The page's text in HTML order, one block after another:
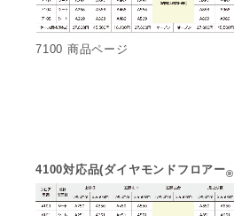
7100 商品ページ
4100対応品(ダイヤモンドフロアー®